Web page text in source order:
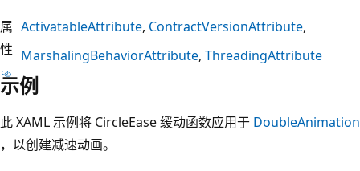
属
性
ActivatableAttribute ContractVersionAttribute
MarshalingBehaviorAttribute ThreadingAttribute
示例
此 XAML 示例将 CircleEase 缓动函数应用于 DoubleAnimation
，以创建减速动画。